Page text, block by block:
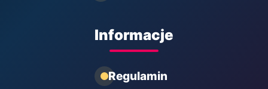
Informacje
Regulamin